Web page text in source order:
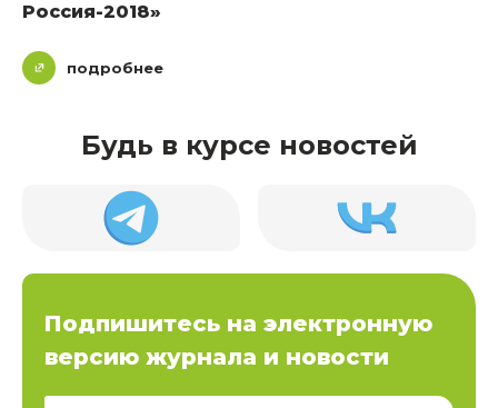
Россия-2018»
подробнее
Будь в курсе новостей
Подпишитесь на электронную
версию журнала и новости